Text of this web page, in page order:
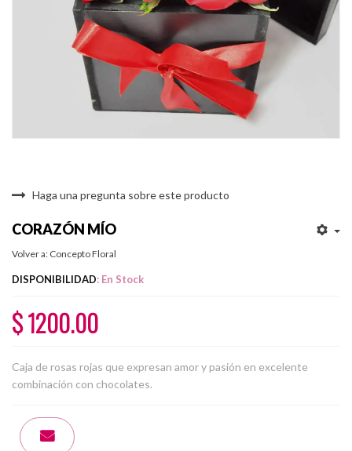
Haga una pregunta sobre este producto
CORAZÓN MÍO
Volver a: Concepto Floral
DISPONIBILIDAD: En Stock
$ 1200.00
Caja de rosas rojas que expresan amor y pasión en excelente
combinación con chocolates.